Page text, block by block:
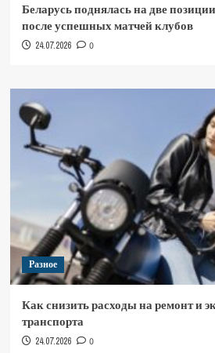
Беларусь поднялась на две
после успешных матчей клубов
24.07.2026 0
Разное
Как снизить расходы на ремонт и
транспорта
24.07.2026 0